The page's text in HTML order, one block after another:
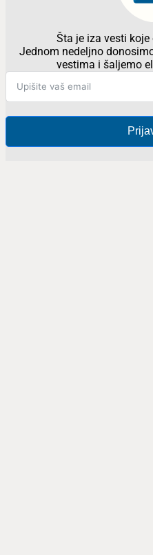
Šta je iza vesti
Jednom nedeljno
vestima i šaljemo